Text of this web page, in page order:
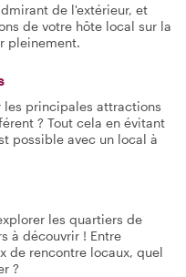
de l'extérieur, et
de votre hôte local sur la
pleinement.
les principales attractions
? Tout cela en évitant
possible avec un local à
les quartiers de
à découvrir ! Entre
de rencontre locaux, quel
?